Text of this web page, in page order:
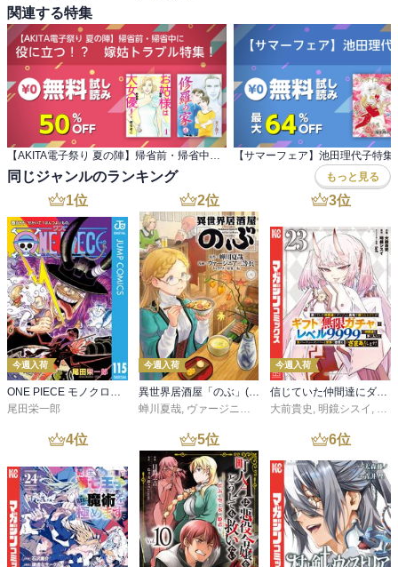
飲み放題のコースだったので、まずはビールから。すぐにひれ酒を3
杯。レモンハイ。
最後に天然フグのひれ酒まで堪能して、気分よく帰ったのですが、
帰りの電車が地獄。
座れたのですが、気持ち悪くていつ降りようかとずっと考え込んで
いました。苦笑
なんとか吐かずに自宅まで戻ったのですが、階段で倒れ、ベッドで
少し眠り、(*＝＝).。
気づいたらちゃんとお風呂に入っておりました。
朝は、二日酔いでフラフラ。
なんとか旦那を送り出し、しばらく寝ておりました。それでもなん
とか起き出して、2時間ほどピアノの練習。(￣▽￣;) 休む訳には行か
ないのだ。
やっぱり飲み放題の日本酒は、身体に合わないなぁ。飲みすぎたぁ
(；；)
ふぐのコースは最高でした！
全ての料理を堪能できたので、顎関節症もなんとか完治に近づいて
いる気がします。
(*ˊᵕˋ*)
関連する特集
【AKITA電子祭り 夏の陣】帰省前・帰省中に 役に立つ！？ 嫁姑トラブル特集！ 【サマーフェア】池田理代子特集
同じジャンルのランキング もっと見る
1位
今週入荷
ONE PIECE モノクロ版 115
尾田栄一郎
2位
今週入荷
異世界居酒屋「のぶ」(22)
蝉川夏哉, ヴァージニア二等兵 ,転
3位
今週入荷
信じていた仲間達にダンジョン奥地で殺されかけたがギフト『無限ガチャ』でレベル９９９９の仲間達を手に入れて元パーティーメンバーと世界に復讐＆『ざまぁ！』します！（２３）
大前貴史 , 明鏡シスイ , ｔ
4位 5位 6位